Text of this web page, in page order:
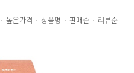
높은가격 상품명 판매순 리뷰순